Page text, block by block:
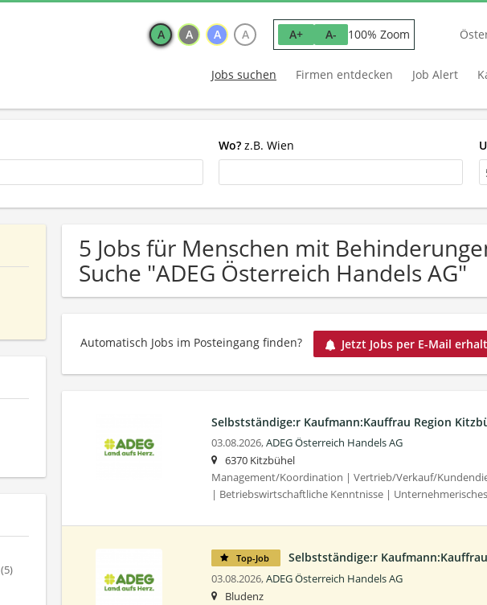
A A A A A+ A- 100% Zoom
Jobs suchen Firmen entdecken Job Alert
Wo? z.B. Wien
(5)
5 Jobs für Menschen mit
Suche "ADEG Österreich Handels AG"
Automatisch Jobs im Posteingang finden? Jetzt Jobs per E-Mail
Selbstständige:r Kaufmann:Kauffrau Region
03.08.2026,ADEG Österreich Handels AG
6370 Kitzbühel
Management/Koordination | Vertrieb/Verkauf/
| Betriebswirtschaftliche Kenntnisse |
Top-Job Selbstständige:r
03.08.2026,ADEG Österreich Handels AG
Bludenz